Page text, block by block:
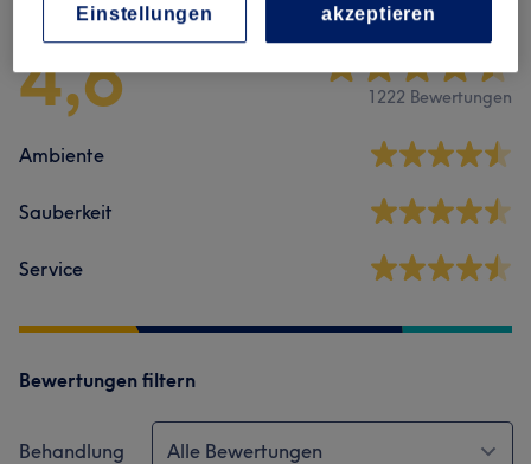
4,6 1222 Bewertungen
Ambiente
Sauberkeit
Service
Bewertungen filtern
Behandlung Alle Bewertungen
Einstellungen
akzeptieren